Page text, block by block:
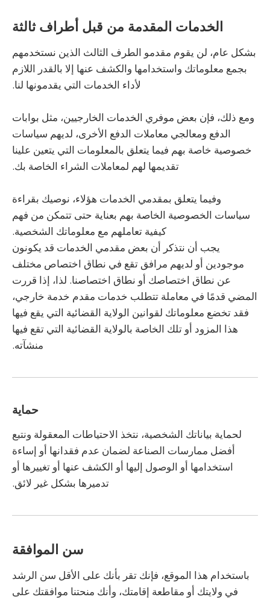
الخدمات المقدمة من قبل أطراف ثالثة
بشكل عام، لن يقوم مقدمو الطرف الثالث الذين نستخدمهم
بجمع معلوماتك واستخدامها والكشف عنها إلا بالقدر اللازم
لأداء الخدمات التي يقدمونها لنا.
ومع ذلك، فإن بعض موفري الخدمات الخارجيين، مثل بوابات
الدفع ومعالجي معاملات الدفع الأخرى، لديهم سياسات
خصوصية خاصة بهم فيما يتعلق بالمعلومات التي يتعين علينا
تقديمها لهم لمعاملات الشراء الخاصة بك.
وفيما يتعلق بمقدمي الخدمات هؤلاء، نوصيك بقراءة
سياسات الخصوصية الخاصة بهم بعناية حتى تتمكن من فهم
كيفية تعاملهم مع معلوماتك الشخصية.
يجب أن نتذكر أن بعض مقدمي الخدمات قد يكونون
موجودين أو لديهم مرافق تقع في نطاق اختصاص مختلف
عن نطاق اختصاصك أو نطاق اختصاصنا. لذا، إذا قررت
المضي قدمًا في معاملة تتطلب خدمات مقدم خدمة خارجي،
فقد تخضع معلوماتك لقوانين الولاية القضائية التي يقع فيها
هذا المزود أو تلك الخاصة بالولاية القضائية التي تقع فيها
منشآته.
حماية
لحماية بياناتك الشخصية، نتخذ الاحتياطات المعقولة ونتبع
أفضل ممارسات الصناعة لضمان عدم فقدانها أو إساءة
استخدامها أو الوصول إليها أو الكشف عنها أو تغييرها أو
تدميرها بشكل غير لائق.
سن الموافقة
باستخدام هذا الموقع، فإنك تقر بأنك على الأقل سن الرشد
في ولايتك أو مقاطعة إقامتك، وأنك منحتنا موافقتك على